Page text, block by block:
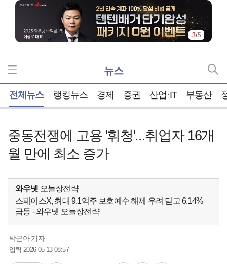
3/5
뉴스
전체뉴스 랭킹뉴스 경제 증권 산업·IT 부동산
중동전쟁에 고용 '휘청'...취업자 16개
월 만에 최소 증가
와우넷 오늘장전략
스페이스X, 최대 9.1억주 보호예수 해제 우려 딛고 6.14%
급등 - 와우넷 오늘장전략
박근아 기자
입력2026-05-13 08:57